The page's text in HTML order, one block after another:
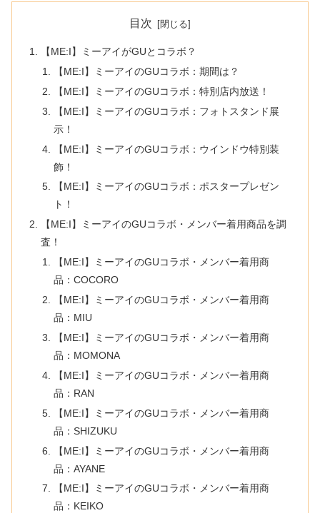
目次
【ME:I】ミーアイがGUとコラボ？
【ME:I】ミーアイのGUコラボ：期間は？
【ME:I】ミーアイのGUコラボ：特別店内放送！
【ME:I】ミーアイのGUコラボ：フォトスタンド展
示！
【ME:I】ミーアイのGUコラボ：ウインドウ特別装
飾！
【ME:I】ミーアイのGUコラボ：ポスタープレゼン
ト！
【ME:I】ミーアイのGUコラボ・メンバー着用商品を調
査！
【ME:I】ミーアイのGUコラボ・メンバー着用商
品：COCORO
【ME:I】ミーアイのGUコラボ・メンバー着用商
品：MIU
【ME:I】ミーアイのGUコラボ・メンバー着用商
品：MOMONA
【ME:I】ミーアイのGUコラボ・メンバー着用商
品：RAN
【ME:I】ミーアイのGUコラボ・メンバー着用商
品：SHIZUKU
【ME:I】ミーアイのGUコラボ・メンバー着用商
品：AYANE
【ME:I】ミーアイのGUコラボ・メンバー着用商
品：KEIKO